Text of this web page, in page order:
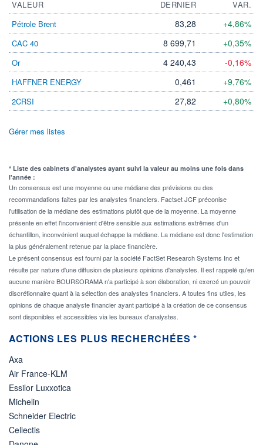
VALEUR DERNIER
VAR.
Pétrole Brent
83,28 +4,86%
CAC 40 8 699,71 +0,35%
Or 4 240,43 -0,16%
HAFFNER ENERGY 0,461 +9,76%
2CRSI 27,82 +0,80%
Gérer mes listes
* Liste des cabinets d'analystes ayant suivi la valeur au moins une fois dans
l'année :
Un consensus est une moyenne ou une médiane des prévisions ou des
recommandations faites par les analystes financiers. Factset JCF préconise
l'utilisation de la médiane des estimations plutôt que de la moyenne. La moyenne
présente en effet l'inconvénient d'être sensible aux estimations extrêmes d'un
échantillon, inconvénient auquel échappe la médiane. La médiane est donc l'estimation
la plus généralement retenue par la place financière.
Le présent consensus est fourni par la société FactSet Research Systems Inc et
résulte par nature d'une diffusion de plusieurs opinions d'analystes. Il est rappelé qu'en
aucune manière BOURSORAMA n'a participé à son élaboration, ni exercé un pouvoir
discrétionnaire quant à la sélection des analystes financiers. A toutes fins utiles, les
opinions de chaque analyste financier ayant participé à la création de ce consensus
sont disponibles et accessibles via les bureaux d'analystes.
ACTIONS LES PLUS RECHERCHÉES *
Axa
Air France-KLM
Essilor Luxxotica
Michelin
Schneider Electric
Cellectis